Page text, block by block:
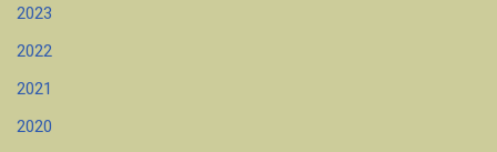
2023
2022
2021
2020